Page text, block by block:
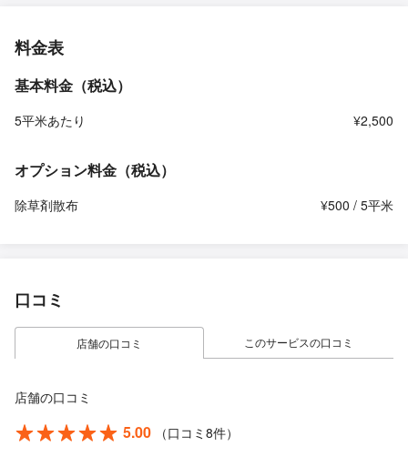
料金表
基本料金（税込）
5平米あたり ¥2,500
オプション料金（税込）
除草剤散布 ¥500 / 5平米
口コミ
店舗の口コミ このサービスの口コミ
店舗の口コミ
5.00
（口コミ8件）